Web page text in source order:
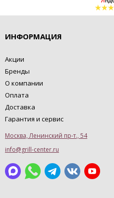
ИНФОРМАЦИЯ
Акции
Бренды
О компании
Оплата
Доставка
Гарантия и сервис
Москва, Ленинский пр-т., 54
info@grill-center.ru